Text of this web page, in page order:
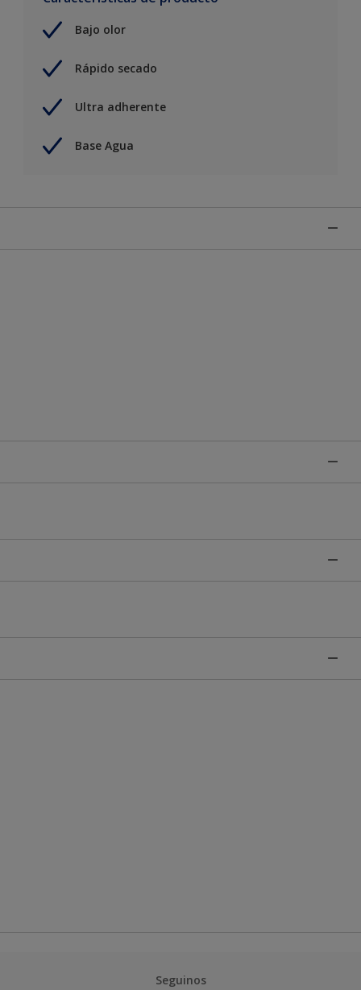
Bajo olor
Rápido secado
Ultra adherente
Base Agua
Seguinos